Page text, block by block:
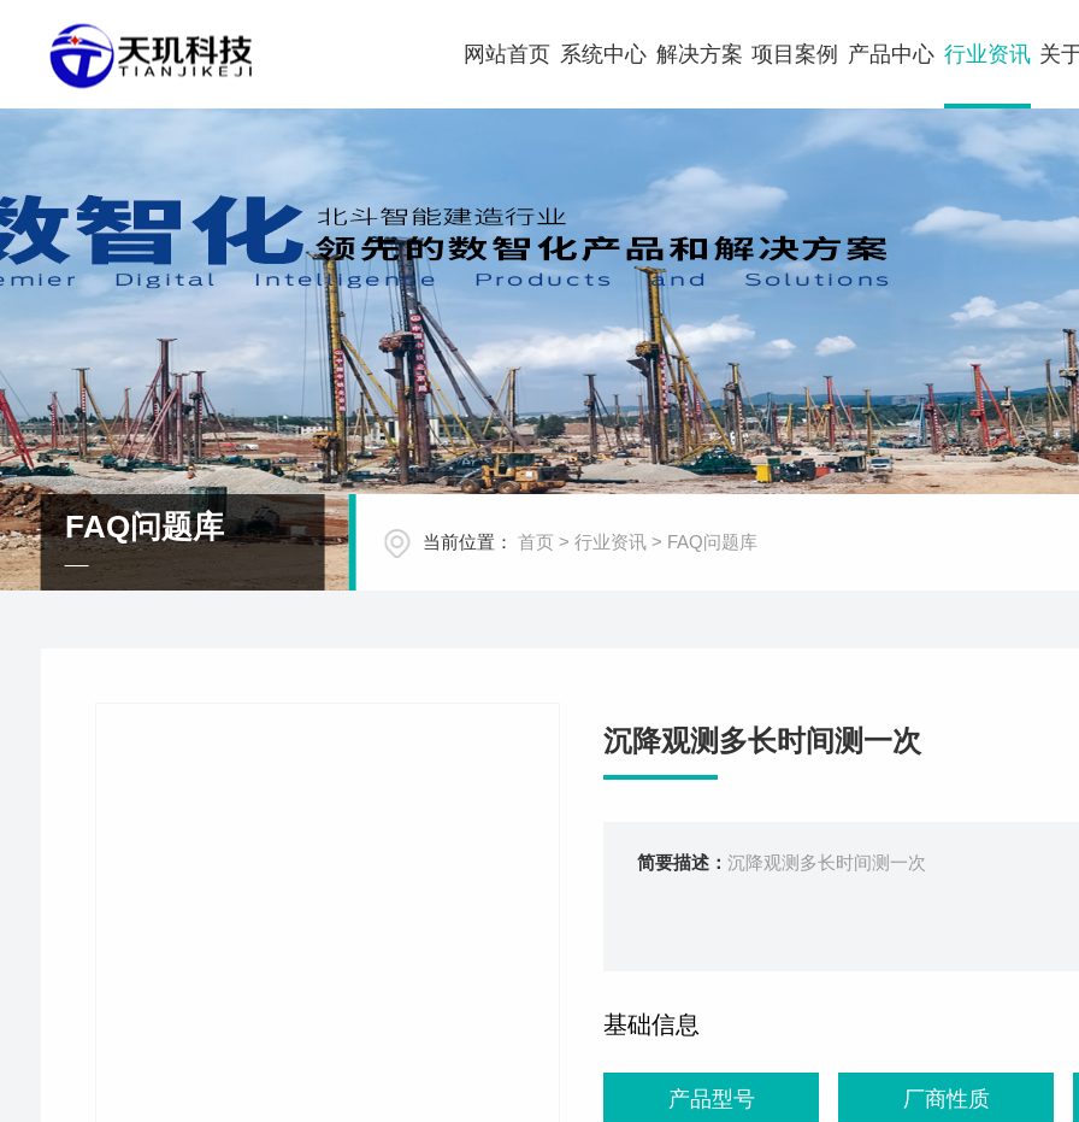
网站首页 系统中心 解决方案 项目案例 产品中心 行业资讯 关
FAQ问题库 当前位置： 首页 > 行业资讯> FAQ问题库
沉降观测多长时间测一次
简要描述： 沉降观测多长时间测一次
基础信息
产品型号 厂商性质